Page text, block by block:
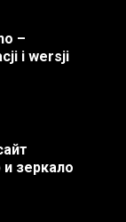
–
i wersji
зеркало